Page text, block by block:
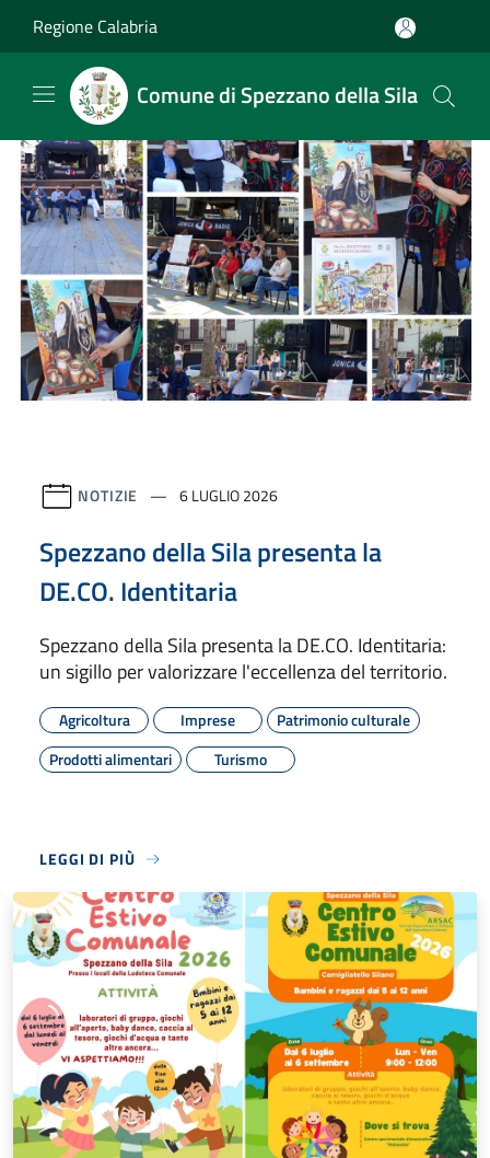
Regione Calabria
Comune di Spezzano della Sila
NOTIZIE 6 LUGLIO 2026
Spezzano della Sila presenta la
DE.CO. Identitaria
Spezzano della Sila presenta la DE.CO. Identitaria:
un sigillo per valorizzare l'eccellenza del territorio.
Agricoltura Imprese
Patrimonio culturale
Prodotti alimentari
Turismo
LEGGI DI PIÙ